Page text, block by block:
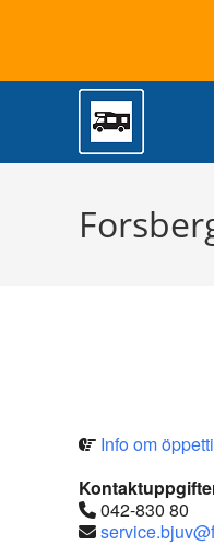
Info om
042-830 80